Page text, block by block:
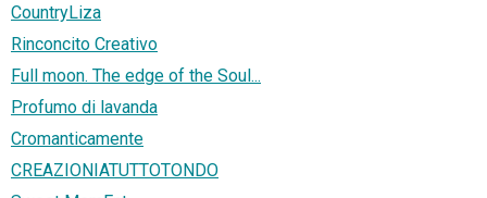
CountryLiza
Rinconcito Creativo
Full moon. The edge of the Soul...
Profumo di lavanda
Cromanticamente
CREAZIONIATUTTOTONDO